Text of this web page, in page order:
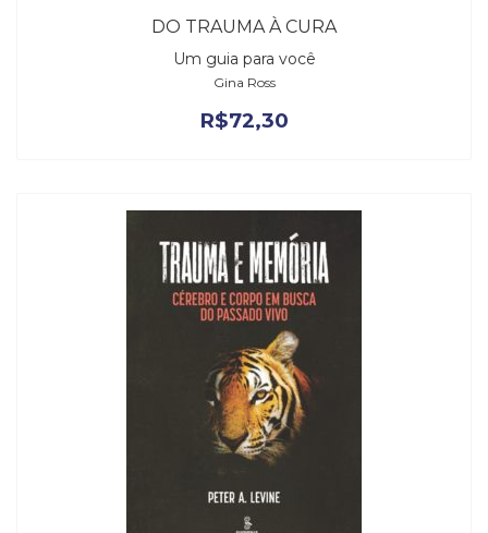
DO TRAUMA À CURA
Um guia para você
Gina Ross
R$72,30